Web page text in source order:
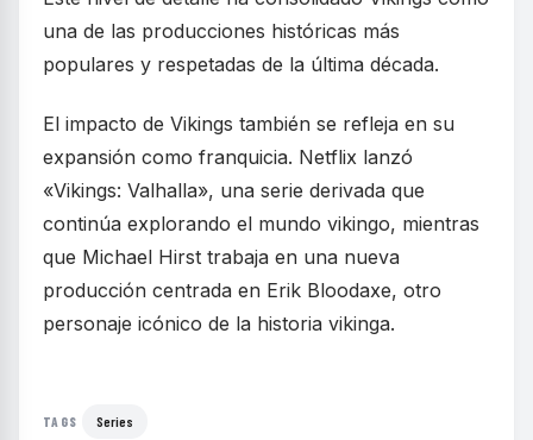
una de las producciones históricas más
populares y respetadas de la última década.
El impacto de Vikings también se refleja en su
expansión como franquicia. Netflix lanzó
«Vikings: Valhalla», una serie derivada que
continúa explorando el mundo vikingo, mientras
que Michael Hirst trabaja en una nueva
producción centrada en Erik Bloodaxe, otro
personaje icónico de la historia vikinga.
TAGS Series